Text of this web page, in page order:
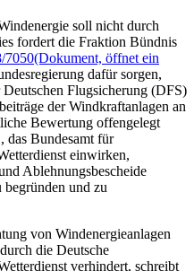
soll nicht durch
fordert die Fraktion Bündnis
7050(Dokument, öffnet ein
dafür sorgen,
Deutschen Flugsicherung (DFS)
der Windkraftanlagen an
Bewertung offengelegt
das Bundesamt für
einwirken,
Ablehnungsbescheide
und zu
von Windenergieanlagen
die Deutsche
verhindert, schreibt